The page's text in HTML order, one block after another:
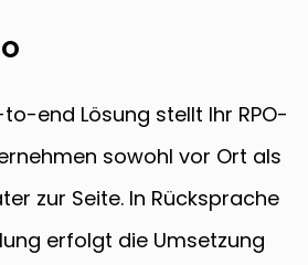
to-end Lösung stellt Ihr RPO-
sowohl vor Ort als
zur Seite. In Rücksprache
erfolgt die Umsetzung